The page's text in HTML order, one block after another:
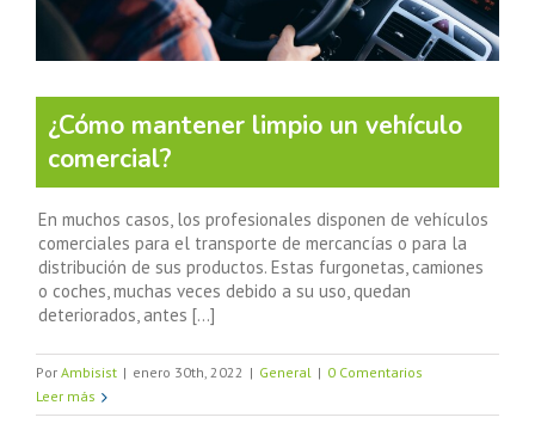
¿Cómo mantener limpio un vehículo
comercial?
En muchos casos, los profesionales disponen de vehículos
comerciales para el transporte de mercancías o para la
distribución de sus productos. Estas furgonetas, camiones
o coches, muchas veces debido a su uso, quedan
deteriorados, antes [...]
Por Ambisist | enero 30th, 2022 | General | 0 Comentarios
Leer más